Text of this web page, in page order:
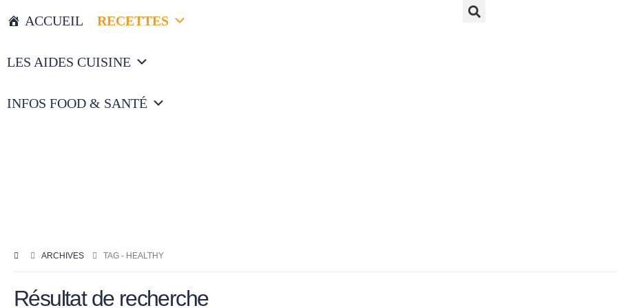
ACCUEIL RECETTES
LES AIDES CUISINE
INFOS FOOD & SANTÉ
ARCHIVES TAG - HEALTHY
Résultat de recherche